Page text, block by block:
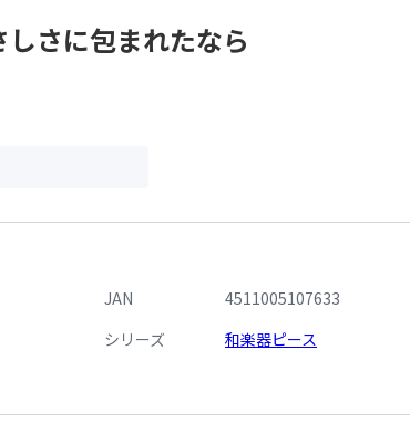
さに包まれたなら
JAN
4511005107633
シリーズ
和楽器ピース